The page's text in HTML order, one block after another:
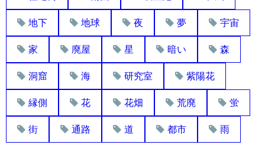
地下 地球 夜 夢 宇宙
家 廃屋 星 暗い 森
洞窟 海 研究室 紫陽花
縁側 花 花畑 荒廃 蛍
街 通路 道 都市 雨